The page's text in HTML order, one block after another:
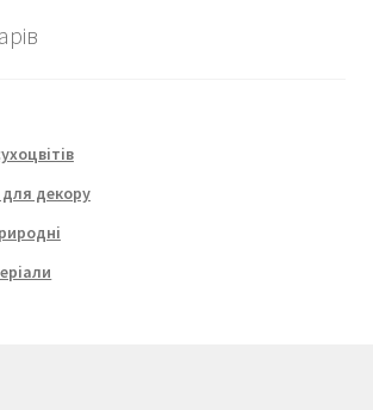
для декору